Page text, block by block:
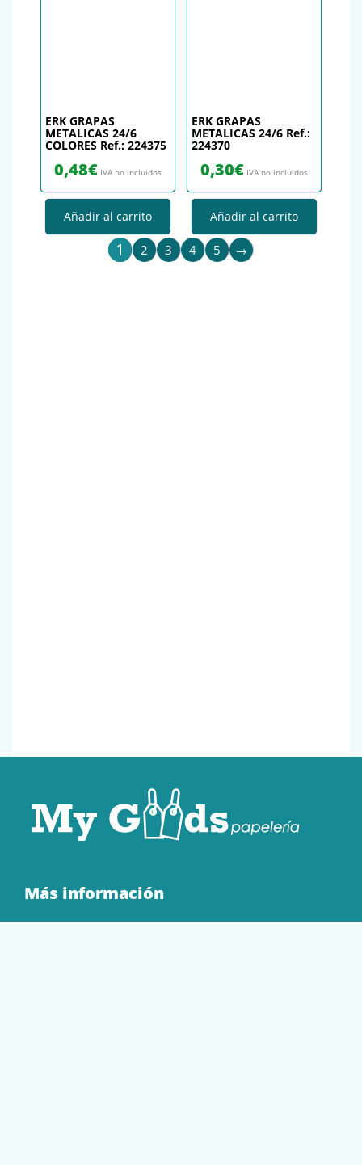
ERK GRAPAS
METALICAS 24/6
COLORES Ref.: 224375
0,48€ IVA no incluidos
Añadir al carrito
ERK GRAPAS
METALICAS 24/6 Ref.:
224370
0,30€ IVA no incluidos
Añadir al carrito
1 2 3 4 5 →
Más información